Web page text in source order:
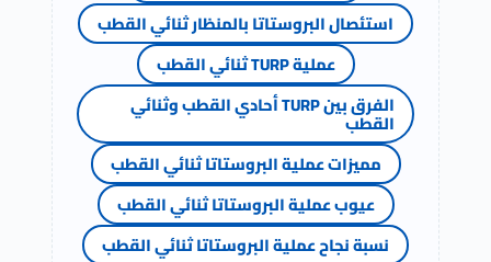
استئصال البروستاتا بالمنظار ثنائي القطب
عملية TURP ثنائي القطب
الفرق بين TURP أحادي القطب وثنائي
القطب
مميزات عملية البروستاتا ثنائي القطب
عيوب عملية البروستاتا ثنائي القطب
نسبة نجاح عملية البروستاتا ثنائي القطب